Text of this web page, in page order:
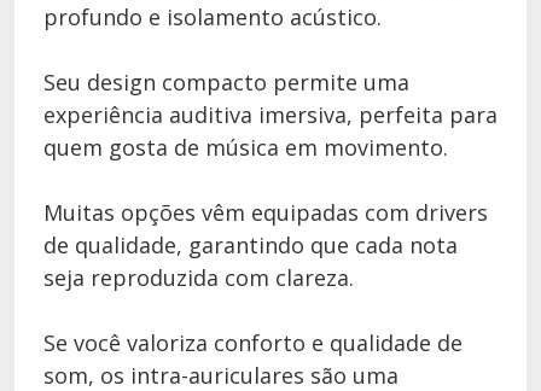
profundo e isolamento acústico.
Seu design compacto permite uma
experiência auditiva imersiva, perfeita para
quem gosta de música em movimento.
Muitas opções vêm equipadas com drivers
de qualidade, garantindo que cada nota
seja reproduzida com clareza.
Se você valoriza conforto e qualidade de
som, os intra-auriculares são uma